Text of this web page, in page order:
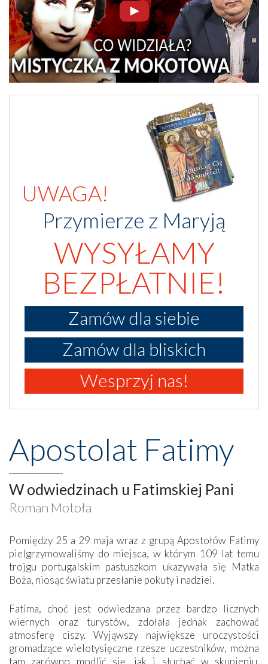
UWAGA!
Przymierze z Maryją
WYSYŁAMY
BEZPŁATNIE!
Zamów dla siebie
Zamów dla bliskich
Wesprzyj nas!
Apostolat Fatimy
W odwiedzinach u Fatimskiej Pani
Roman Motoła
Pomiędzy 25 a 29 maja wraz z grupą Apostołów Fatimy
pielgrzymowaliśmy do miejsca, w którym 109 lat temu
trojgu portugalskim pastuszkom ukazywała się Matka
Boża, niosąc światu przesłanie pokuty i nadziei.
Fatima, choć jest odwiedzana przez bardzo licznych
wiernych oraz turystów, zdołała jednak zachować
atmosferę ciszy. Wyjąwszy największe uroczystości
gromadzące wielotysięczne rzesze uczestników, można
tam zarówno modlić się, jak i słuchać w skupieniu.